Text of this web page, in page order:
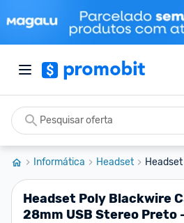
Informática Headset
Headset Poly Blackwire
28mm USB Stereo Preto